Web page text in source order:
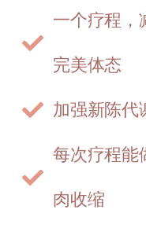
一个疗程，
完美体态
加强新陈代
每次疗程能
肉收缩